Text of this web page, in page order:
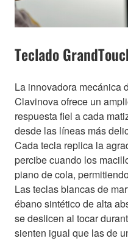
Teclado
La innovadora mecánica
Clavinova ofrece un
respuesta fiel a cada
desde las líneas más
Cada tecla replica la
percibe cuando los
piano de cola,
Las teclas blancas de
ébano sintético de alta
se deslicen al tocar
sienten igual que las de